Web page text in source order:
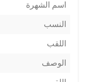
اسم الشهرة
النسب
اللقب
الوصف